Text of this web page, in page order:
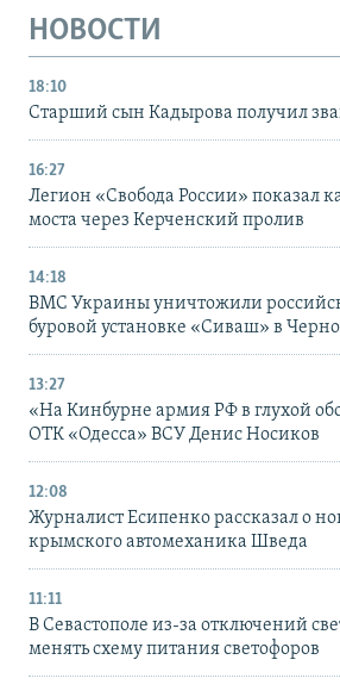
НОВОСТИ
18:10
Старший сын Кадырова получил
16:27
Легион «Свобода России» показал
моста через Керченский пролив
14:18
ВМС Украины уничтожили
буровой установке «Сиваш» в
13:27
«На Кинбурне армия РФ в глухой
ОТК «Одесса» ВСУ Денис Носиков
12:08
Журналист Есипенко рассказал о
крымского автомеханика Шведа
11:11
В Севастополе из-за отключений
менять схему питания светофоров